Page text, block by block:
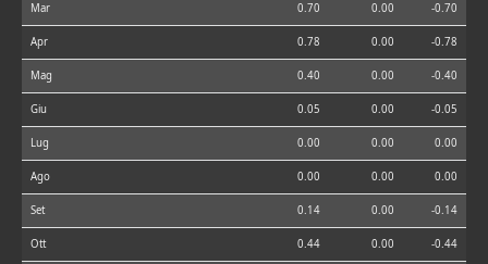
Mar 0.70 0.00 -0.70
Apr 0.78 0.00 -0.78
Mag 0.40 0.00 -0.40
Giu 0.05 0.00 -0.05
Lug 0.00 0.00 0.00
Ago 0.00 0.00 0.00
Set 0.14 0.00 -0.14
Ott 0.44 0.00 -0.44